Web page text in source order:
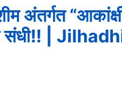
अंतर्गत
संधी!! |